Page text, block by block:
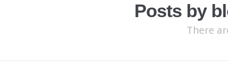
Posts by
There